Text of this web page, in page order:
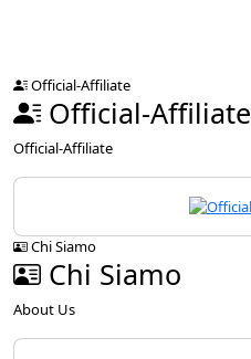
Official-Affiliate
Official-Affiliate
Official-Affiliate
Chi Siamo
Chi Siamo
About Us